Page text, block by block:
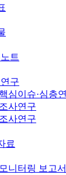
트
구
심이슈·심층
사연구
사연구
료
니터링 보고서